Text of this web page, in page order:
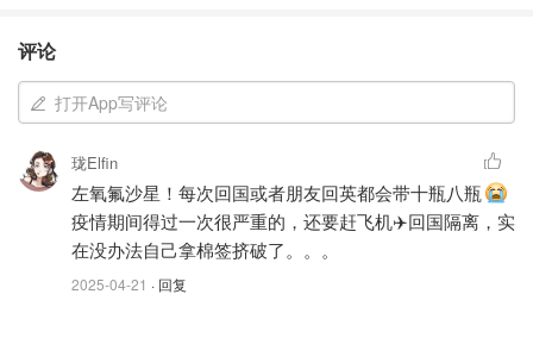
麦粒肿治疗方法
热敷/冷敷：一般麦粒肿会在几天内破溃消失，通常1个
星期就可以自愈。在麦粒肿的治疗方面也通常以消炎、
抗菌和镇痛为主。一些比较传统的老方法就是可以在初
期疼痛时冰敷眼睛，在麦粒肿成型恢复期热敷促进血液
循环加速炎症排出缓解肿胀。
用温和的肥皂水清洗眼睑：选择温和无添加的婴儿无泪
洗发水（
购买链接
评论
打开App写评论
珑Elfin
左氧氟沙星！每次回国或者朋友回英都会带十瓶八瓶
疫情期间得过一次很严重的，还要赶飞机✈️回国隔离，实
在没办法自己拿棉签挤破了。。。
2025-04-21 · 回复